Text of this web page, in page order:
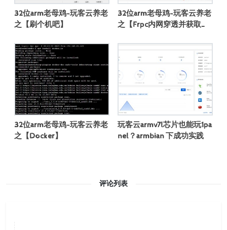
32位arm老母鸡-玩客云养老
之【刷个机吧】
32位arm老母鸡-玩客云养老
之【Frpc内网穿透并获取真
32位arm老母鸡-玩客云养老
之【Docker】
玩客云armv7l芯片也能玩1pa
nel？armbian 下成功实践
评论列表